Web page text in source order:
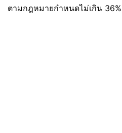
ตามกฎหมายกำหนดไม่เกิน